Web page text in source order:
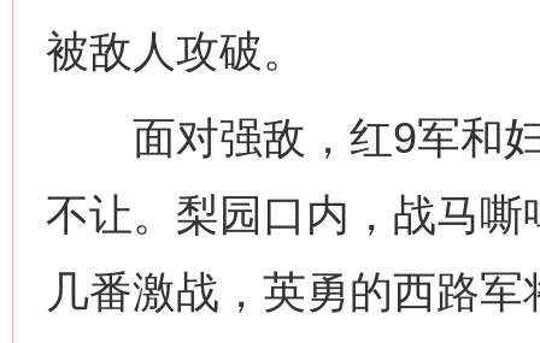
被敌人攻破。
面对强敌，红9军和妇
不让。梨园口内，战马
几番激战，英勇的西路